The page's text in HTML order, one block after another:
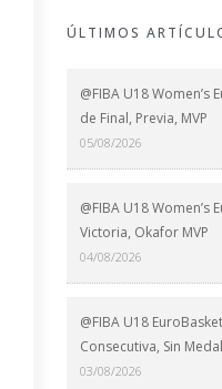
ÚLTIMOS
@FIBA U18 Women’s
de Final, Previa, MVP
05/08/2026
@FIBA U18 Women’s
Victoria, Okafor MVP
04/08/2026
@FIBA U18
Consecutiva, Sin
03/08/2026